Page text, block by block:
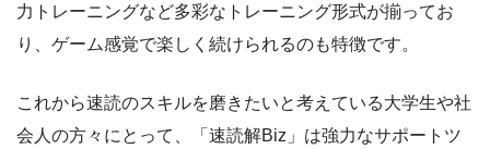
力トレーニングなど多彩なトレーニング形式が揃ってお
り、ゲーム感覚で楽しく続けられるのも特徴です。
これから速読のスキルを磨きたいと考えている大学生や社
会人の方々にとって、「速読解Biz」は強力なサポートツ